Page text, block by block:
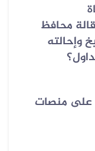
محافظ
وإحالته
على منصات